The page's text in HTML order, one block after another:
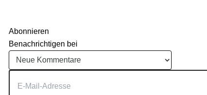
Abonnieren
Benachrichtigen bei